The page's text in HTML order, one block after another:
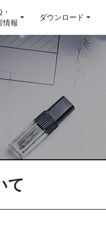
情報
ダウンロード
て